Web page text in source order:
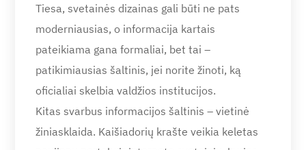
Tiesa, svetainės dizainas gali būti ne pats
moderniausias, o informacija kartais
pateikiama gana formaliai, bet tai –
patikimiausias šaltinis, jei norite žinoti, ką
oficialiai skelbia valdžios institucijos.
Kitas svarbus informacijos šaltinis – vietinė
žiniasklaida. Kaišiadorių krašte veikia keletas